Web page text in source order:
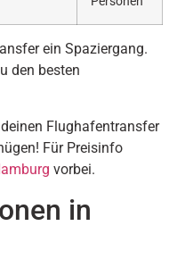
ein Spaziergang.
den besten
Flughafentransfer
Für Preisinfo
vorbei.
in